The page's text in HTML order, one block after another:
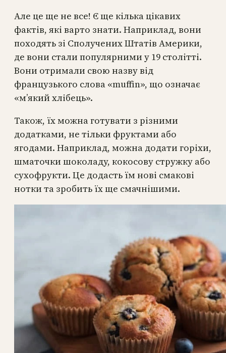
Але це ще не все! Є ще кілька цікавих
фактів, які варто знати. Наприклад, вони
походять зі Сполучених Штатів Америки,
де вони стали популярними у 19 столітті.
Вони отримали свою назву від
французького слова «muffin», що означає
«м’який хлібець».
Також, їх можна готувати з різними
додатками, не тільки фруктами або
ягодами. Наприклад, можна додати горіхи,
шматочки шоколаду, кокосову стружку або
сухофрукти. Це додасть їм нові смакові
нотки та зробить їх ще смачнішими.